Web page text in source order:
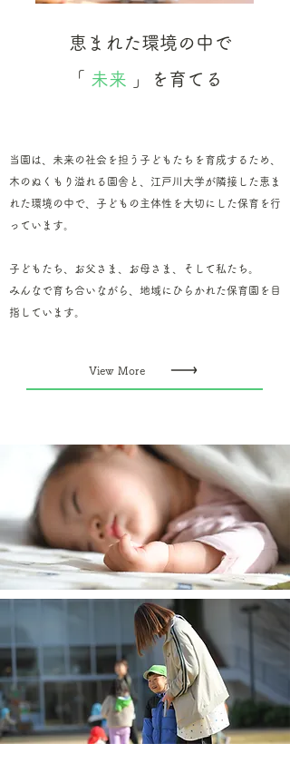
恵まれた環境の中で​
「 未来 」を育てる
当園は、未来の社会を担う子どもたちを育成するため、
木のぬくもり溢れる園舎と​、江戸川大学が隣接した恵ま
れた環境の中で、子どもの主体性を大切にした保育を行
っています。
子どもたち、お父さま、お母さま、そして私たち。
​みんなで育ち合いながら、地域にひらかれた保育園を目
指しています。
View More